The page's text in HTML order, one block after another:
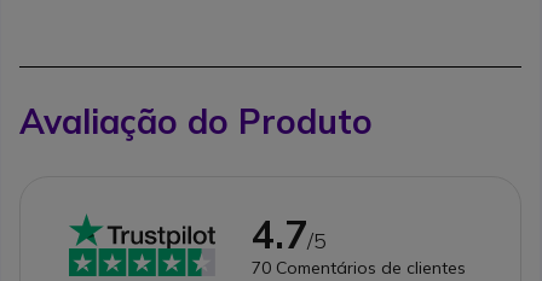
Avaliação do Produto
4.7/5
70 Comentários de clientes